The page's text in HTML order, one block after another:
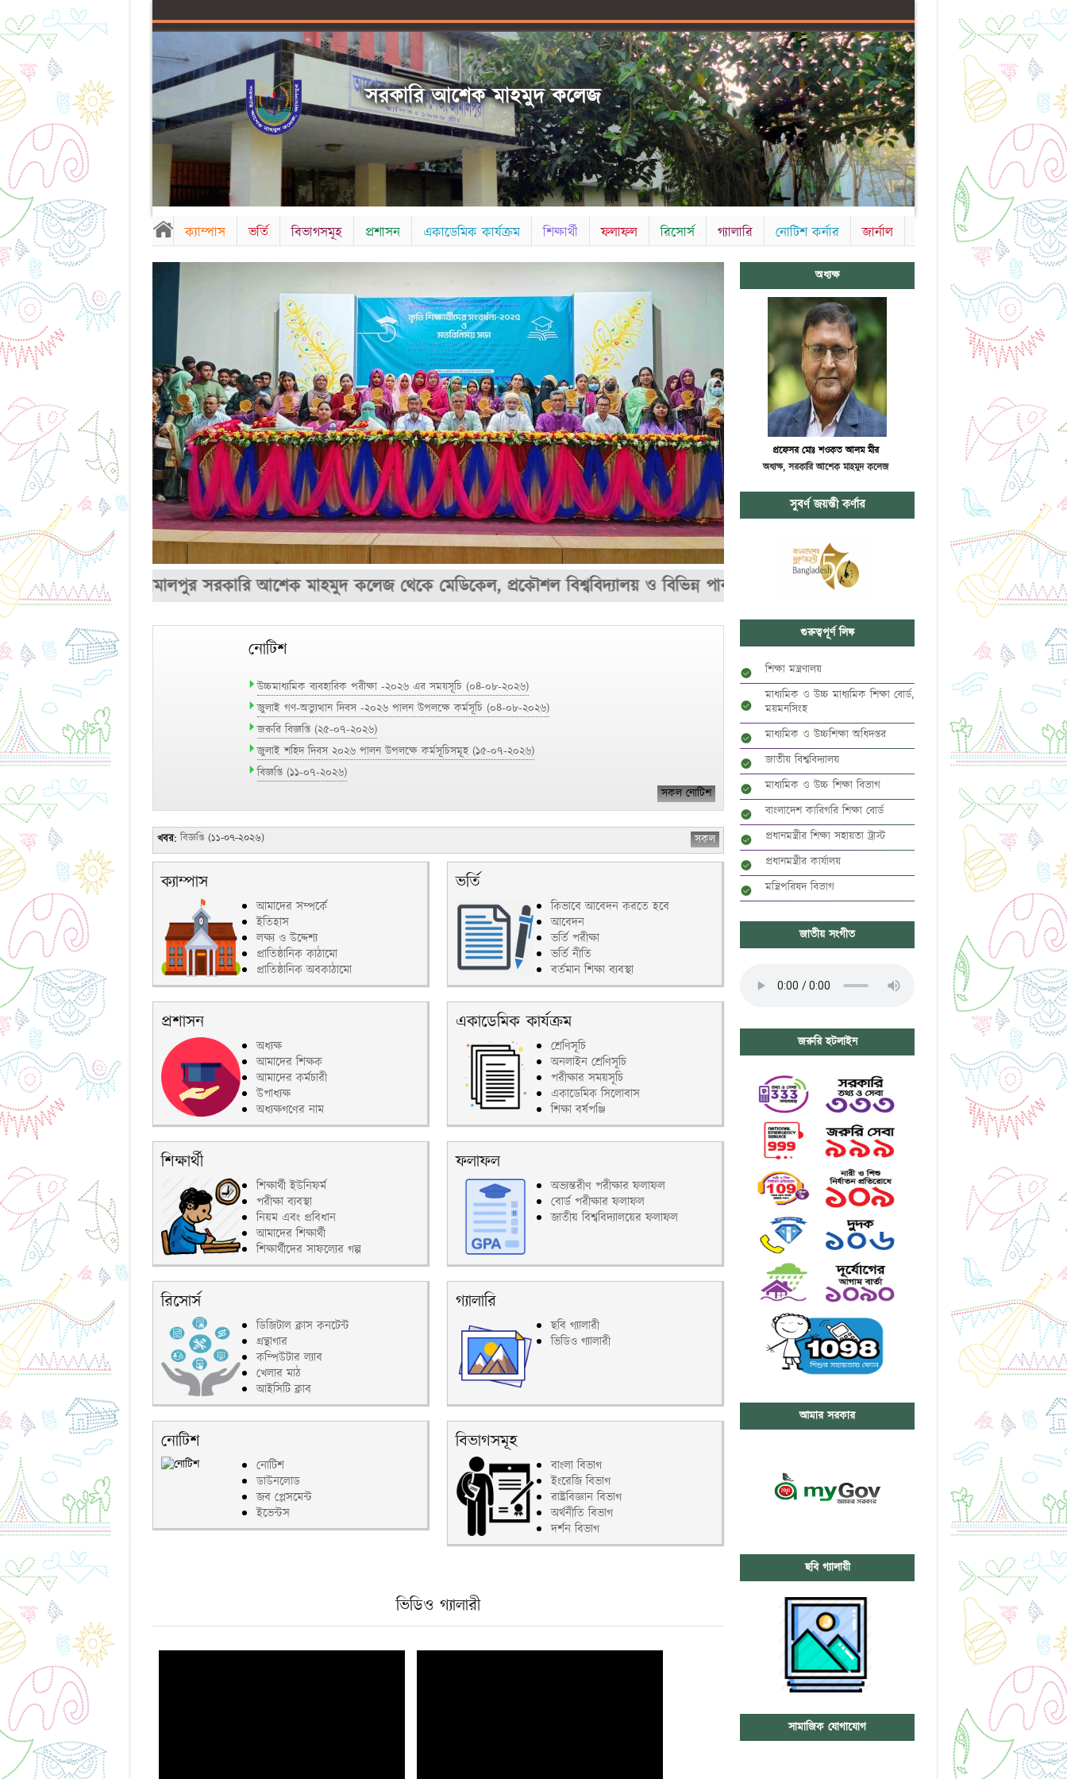
সরকারি আশেক মাহমুদ কলেজ
ক্যাম্পাস ভর্তি বিভাগসমূহ প্রশাসন একাডেমিক কার্যক্রম শিক্ষার্থী ফলাফল রিসোর্স গ্যালারি নোটিশ কর্নার জার্নাল
জামালপুর। জামালপুর সরকারি আশেক মাহমুদ কলেজ থেকে মেডিকেল, প্রকৌশল বিশ্ববিদ্যালয় ও বিভিন্ন পাবলিক বিশ্ববিদ্যালয়ে উচ্চশিক্ষায় ভর্তির সুযোগ পাওয়া
নোটিশ
উচ্চমাধ্যমিক ব্যবহারিক পরীক্ষা -২০২৬ এর সময়সূচি (০৪-০৮-২০২৬)
জুলাই গণ-অভ্যুত্থান দিবস -২০২৬ পালন উপলক্ষে কর্মসূচি (০৪-০৮-২০২৬)
জরুরি বিজ্ঞপ্তি (২৫-০৭-২০২৬)
জুলাই শহিদ দিবস ২০২৬ পালন উপলক্ষে কর্মসূচিসমূহ (১৫-০৭-২০২৬)
বিজ্ঞপ্তি (১১-০৭-২০২৬)
সকল নোটিশ
খবর: উচ্চমাধ্যমিক ব্যবহারিক পরীক্ষা -২০২৬ এর সময়সূচি
জুলাই গণ-অভ্যুত্থান দিবস -২০২৬ পালন উপলক্ষে কর্মসূচি (০৪-০৮-২০২৬)
জরুরি বিজ্ঞপ্তি
বিজ্ঞপ্তি (১১-০৭-২০২৬)
সকল
ক্যাম্পাস
আমাদের সম্পর্কে
ইতিহাস
লক্ষ্য ও উদ্দেশ্য
প্রাতিষ্ঠানিক কাঠামো
প্রাতিষ্ঠানিক অবকাঠামো
ভর্তি
কিভাবে আবেদন করতে হবে
আবেদন
ভর্তি পরীক্ষা
ভর্তি নীতি
বর্তমান শিক্ষা ব্যবস্থা
প্রশাসন
অধ্যক্ষ
আমাদের শিক্ষক
আমাদের কর্মচারী
উপাধ্যক্ষ
অধ্যক্ষগণের নাম
একাডেমিক কার্যক্রম
শ্রেণিসূচি
অনলাইন শ্রেণিসূচি
পরীক্ষার সময়সূচি
একাডেমিক সিলোবাস
শিক্ষা বর্ষপঞ্জি
শিক্ষার্থী
শিক্ষার্থী ইউনিফর্ম
পরীক্ষা ব্যবস্থা
নিয়ম এবং প্রবিধান
আমাদের শিক্ষার্থী
শিক্ষার্থীদের সাফল্যের গল্প
ফলাফল
অভ্যন্তরীণ পরীক্ষার ফলাফল
বোর্ড পরীক্ষার ফলাফল
জাতীয় বিশ্ববিদ্যালয়ের ফলাফল
রিসোর্স
ডিজিটাল ক্লাস কনটেন্ট
গ্রন্থাগার
কম্পিউটার ল্যাব
খেলার মাঠ
আইসিটি ক্লাব
গ্যালারি
ছবি গ্যালারী
ভিডিও গ্যালারী
নোটিশ
নোটিশ
ডাউনলোড
জব প্লেসমেন্ট
ইভেন্টস
বিভাগসমূহ
বাংলা বিভাগ
ইংরেজি বিভাগ
রাষ্ট্রবিজ্ঞান বিভাগ
অর্থনীতি বিভাগ
দর্শন বিভাগ
ভিডিও গ্যালারী
অধ্যক্ষ
প্রফেসর মোঃ শওকত আলম মীর
অধ্যক্ষ, সরকারি আশেক মাহমুদ কলেজ
সুবর্ণ জয়ন্তী কর্ণার
গুরুত্বপূর্ণ লিঙ্ক
শিক্ষা মন্ত্রণালয়
মাধ্যমিক ও উচ্চ মাধ্যমিক শিক্ষা বোর্ড,
ময়মনসিংহ
মাধ্যমিক ও উচ্চশিক্ষা অধিদপ্তর
জাতীয় বিশ্ববিদ্যালয়
মাধ্যমিক ও উচ্চ শিক্ষা বিভাগ
বাংলাদেশ কারিগরি শিক্ষা বোর্ড
প্রধানমন্ত্রীর শিক্ষা সহায়তা ট্রাস্ট
প্রধানমন্ত্রীর কার্যালয়
মন্ত্রিপরিষদ বিভাগ
জাতীয় সংগীত
জরুরি হটলাইন
আমার সরকার
ছবি গ্যালায়ী
সামাজিক যোগাযোগ